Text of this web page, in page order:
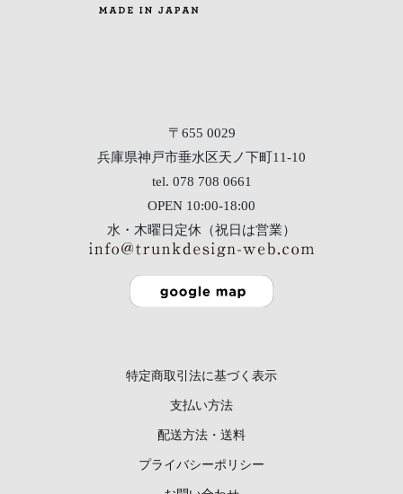
〒655 0029
兵庫県神戸市垂水区天ノ下町11-10
tel. 078 708 0661
OPEN 10:00-18:00
水・木曜日定休（祝日は営業）
特定商取引法に基づく表示
支払い方法
配送方法・送料
プライバシーポリシー